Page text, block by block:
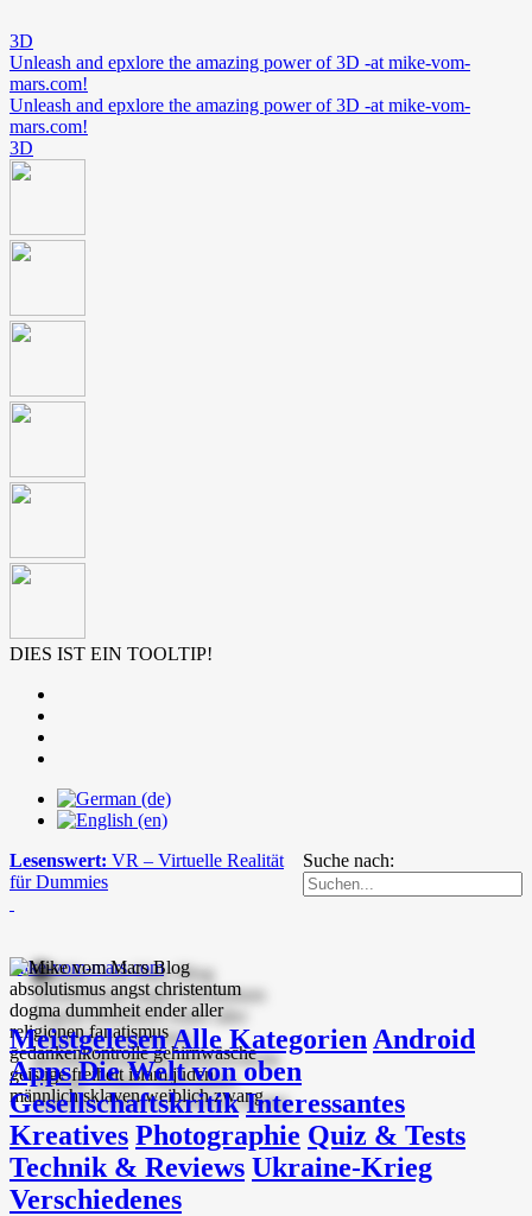
3D
Unleash and epxlore the amazing power of 3D -at mike-vom-
mars.com!
Unleash and epxlore the amazing power of 3D -at mike-vom-
mars.com!
3D
DIES IST EIN TOOLTIP!
Suche nach:
Lesenswert: VR – Virtuelle Realität
für Dummies
mike-vom-mars.com
MeistgelesenAlle Kategorien Android
Apps Die Welt von oben
Gesellschaftskritik Interessantes
Kreatives Photographie Quiz & Tests
Technik & Reviews Ukraine-Krieg
Verschiedenes